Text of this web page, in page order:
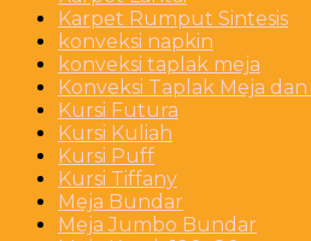
Karpet Rumput Sintesis
konveksi napkin
konveksi taplak meja
Konveksi Taplak Meja
Kursi Futura
Kursi Kuliah
Kursi Puff
Kursi Tiffany
Meja Bundar
Meja Jumbo Bundar